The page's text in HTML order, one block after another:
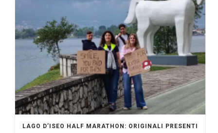
LAGO D’ISEO HALF MARATHON: ORIGINALI PRESENTI